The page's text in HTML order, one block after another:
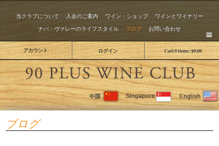
当クラブについて 入会のご案内 ワイン・ショップ
ワインとワイナリー
ナパ・ヴァレーのライフスタイル
ブログ お問い合わせ
Cart0items:$0.00
アカウント ログイン
The
ブログ